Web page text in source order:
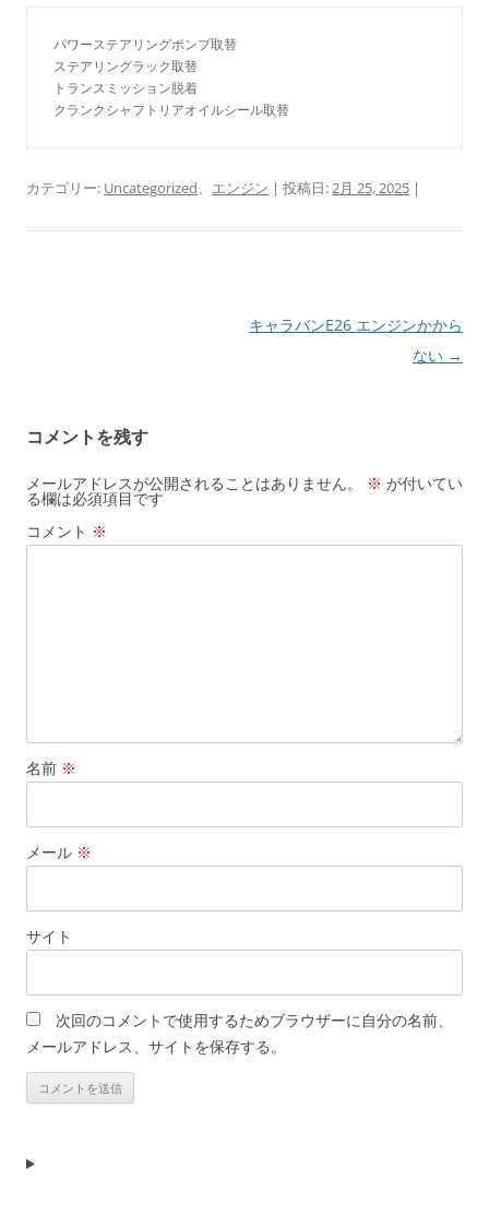
パワーステアリングポンプ取替
ステアリングラック取替
トランスミッション脱着
クランクシャフトリアオイルシール取替
カテゴリー: Uncategorized、 エンジン | 投稿日:2月 25, 2025 |
ゲ
ー
シ
ョ
キャラバンE26 エンジンかから
ない →
コメントを残す
メールアドレスが公開されることはありません。 ※ が付いてい
る欄は必須項目です
コメント ※
名前 ※
メール ※
サイト
次回のコメントで使用するためブラウザーに自分の名前、
メールアドレス、サイトを保存する。